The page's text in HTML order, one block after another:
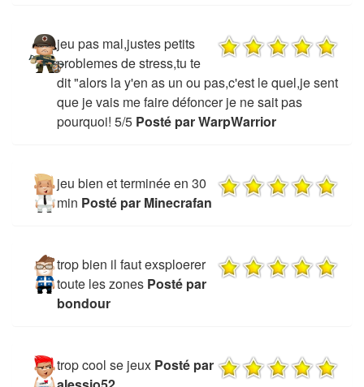
jeu pas mal,justes petits
problemes de stress,tu te
dit "alors la y'en as un ou pas,c'est le quel,je sent
que je vais me faire défoncer je ne sait pas
pourquoi! 5/5 Posté par WarpWarrior
jeu bien et terminée en 30
min Posté par Minecrafan
trop bien il faut exsploerer
toute les zones Posté par
bondour
trop cool se jeux Posté par